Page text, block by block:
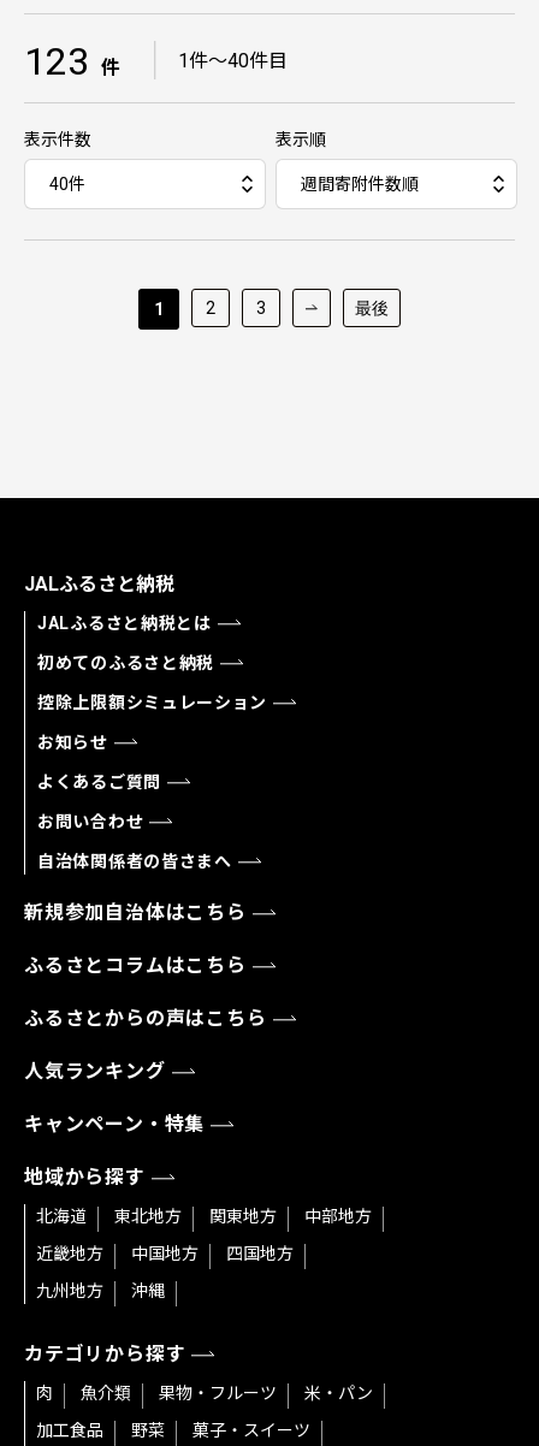
123 件 1件～40件目
表示件数 表示順
1 2 3 最後
JALふるさと納税
JALふるさと納税とは
初めてのふるさと納税
控除上限額シミュレーション
お知らせ
よくあるご質問
お問い合わせ
自治体関係者の皆さまへ
新規参加自治体はこちら
ふるさとコラムはこちら
ふるさとからの声はこちら
人気ランキング
キャンペーン・特集
地域から探す
北海道 東北地方 関東地方
中部地方
近畿地方
中国地方
四国地方
九州地方
沖縄
カテゴリから探す
肉 魚介類 果物・フルーツ
米・パン
加工食品
野菜
菓子・スイーツ